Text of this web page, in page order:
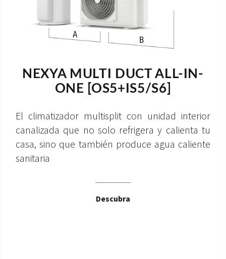
NEXYA MULTI DUCT ALL-IN-
ONE [OS5+IS5/S6]
El climatizador multisplit con unidad interior
canalizada que no solo refrigera y calienta tu
casa, sino que también produce agua caliente
sanitaria
Descubra